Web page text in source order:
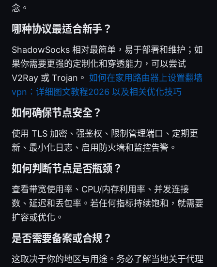
念。
哪种协议最适合新手？
ShadowSocks 相对最简单，易于部署和维护；如
果你需要更强的定制化和穿透能力，可以尝试
V2Ray 或 Trojan。 如何在家用路由器上设置翻墙
vpn：详细图文教程2026 以及相关优化技巧
如何确保节点安全？
使用 TLS 加密、强鉴权、限制管理端口、定期更
新、最小化日志、启用防火墙和监控告警。
如何判断节点是否瓶颈？
查看带宽使用率、CPU/内存利用率、并发连接
数、延迟和丢包率。若任何指标持续饱和，就需要
扩容或优化。
是否需要备案或合规？
这取决于你的地区与用途。务必了解当地关于代理